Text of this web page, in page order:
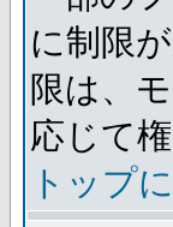
に制限
限は、
応じて
トップ